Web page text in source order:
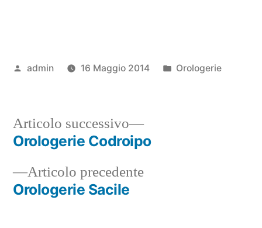
Pubblicato
admin 16 Maggio 2014
Pubblicato
Orologerie
Navigazione
articoli
Articolo precedenteArticolo
Orologerie Sacile
Articolo successivo
Articolo
successivo:
Orologerie Codroipo